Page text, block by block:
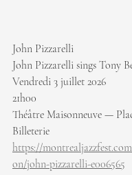
John Pizzarelli
John Pizzarelli sings Tony
Vendredi 3 juillet 2026
21h00
Théâtre Maisonneuve —
Billeterie
https://
on/john-pizzarelli-e006565